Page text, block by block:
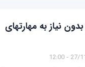
۳ روش ساخت اپلیکیشن موبایل بدون نیاز به مهارت‎های
27/11/